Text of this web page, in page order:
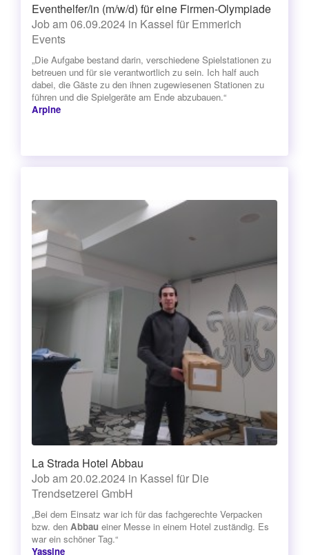
Eventhelfer/in (m/w/d) für eine Firmen-Olympiade
Job am 06.09.2024 in Kassel für Emmerich
Events
„Die Aufgabe bestand darin, verschiedene Spielstationen zu
betreuen und für sie verantwortlich zu sein. Ich half auch
dabei, die Gäste zu den ihnen zugewiesenen Stationen zu
führen und die Spielgeräte am Ende abzubauen.“
Arpine
La Strada Hotel Abbau
Job am 20.02.2024 in Kassel für Die
Trendsetzerei GmbH
„Bei dem Einsatz war ich für das fachgerechte Verpacken
bzw. den Abbau einer Messe in einem Hotel zuständig. Es
war ein schöner Tag.“
Yassine